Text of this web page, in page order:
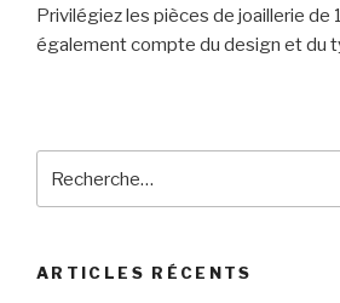
Privilégiez les pièces de joaillerie de
également compte du design et du
ARTICLES RÉCENTS